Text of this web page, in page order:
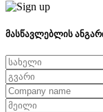
მასწავლებლის